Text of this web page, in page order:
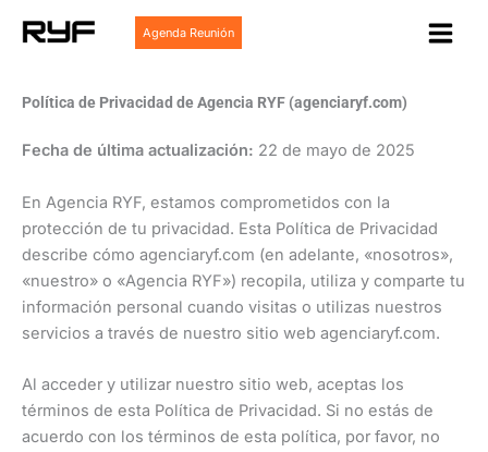
Agenda Reunión
Política de Privacidad de Agencia RYF (agenciaryf.com)
Fecha de última actualización: 22 de mayo de 2025
En Agencia RYF, estamos comprometidos con la
protección de tu privacidad. Esta Política de Privacidad
describe cómo agenciaryf.com (en adelante, «nosotros»,
«nuestro» o «Agencia RYF») recopila, utiliza y comparte tu
información personal cuando visitas o utilizas nuestros
servicios a través de nuestro sitio web agenciaryf.com.
Al acceder y utilizar nuestro sitio web, aceptas los
términos de esta Política de Privacidad. Si no estás de
acuerdo con los términos de esta política, por favor, no